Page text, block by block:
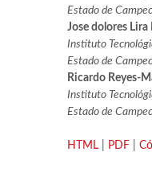
Estado de
Jose dolores Lira
Instituto
Estado de
Ricardo Reyes-
Instituto
Estado de
HTML PDF